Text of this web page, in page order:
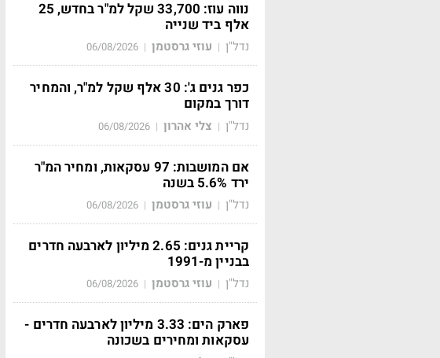
נווה עוז: 33,700 שקל למ"ר בחדש, 25
אלף ביד שנייה
נדל"ן | עוזי גרסטמן |
06/08/2026
כפר גנים ג': 30 אלף שקל למ"ר, והמחיר
דורך במקום
נדל"ן | צלי אהרון |
06/08/2026
אם המושבות: 97 עסקאות, ומחיר המ"ר
ירד 5.6% בשנה
נדל"ן | עוזי גרסטמן |
06/08/2026
קריית גנים: 2.65 מיליון לארבעה חדרים
בבניין מ-1991
נדל"ן | עוזי גרסטמן |
06/08/2026
פארק הים: 3.33 מיליון לארבעה חדרים -
עסקאות ומחירים בשכונה